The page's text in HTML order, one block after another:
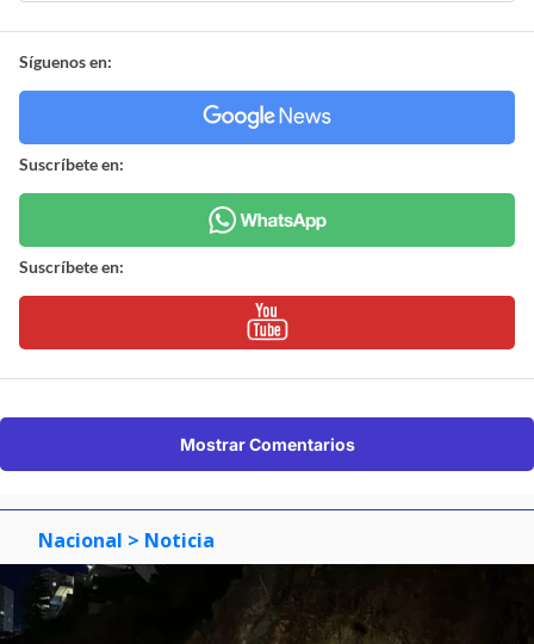
Síguenos en:
Suscríbete en:
Suscríbete en:
Mostrar Comentarios
Nacional > Noticia